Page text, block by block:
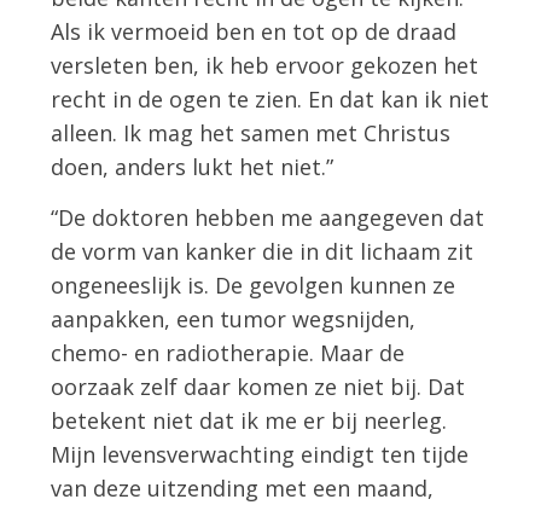
Als ik vermoeid ben en tot op de draad
versleten ben, ik heb ervoor gekozen het
recht in de ogen te zien. En dat kan ik niet
alleen. Ik mag het samen met Christus
doen, anders lukt het niet.”
“De doktoren hebben me aangegeven dat
de vorm van kanker die in dit lichaam zit
ongeneeslijk is. De gevolgen kunnen ze
aanpakken, een tumor wegsnijden,
chemo- en radiotherapie. Maar de
oorzaak zelf daar komen ze niet bij. Dat
betekent niet dat ik me er bij neerleg.
Mijn levensverwachting eindigt ten tijde
van deze uitzending met een maand,